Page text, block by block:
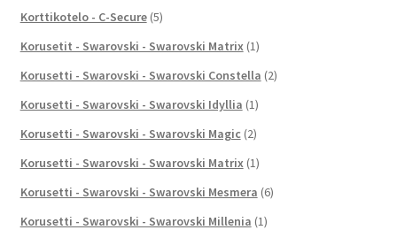
Korttikotelo - C-Secure (5)
Korusetit - Swarovski - Swarovski Matrix (1)
Korusetti - Swarovski - Swarovski Constella (2)
Korusetti - Swarovski - Swarovski Idyllia (1)
Korusetti - Swarovski - Swarovski Magic (2)
Korusetti - Swarovski - Swarovski Matrix (1)
Korusetti - Swarovski - Swarovski Mesmera (6)
Korusetti - Swarovski - Swarovski Millenia (1)